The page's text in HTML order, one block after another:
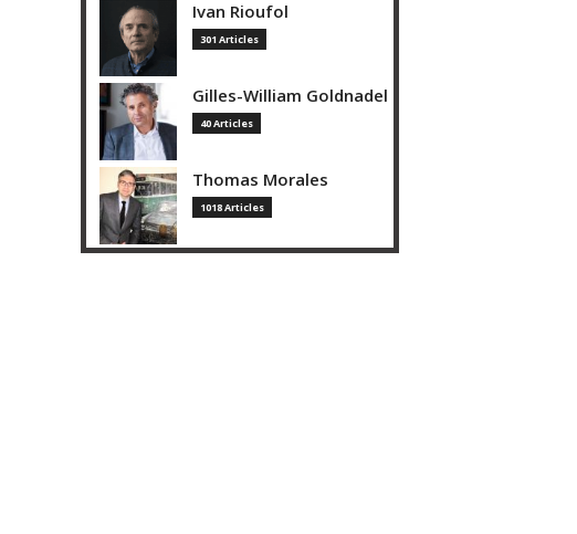
Ivan Rioufol
301 Articles
Gilles-William Goldnadel
40 Articles
Thomas Morales
1018 Articles